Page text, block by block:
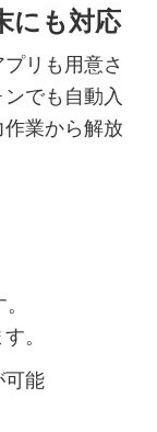
にも対応
リも用意さ
でも自動入
業から解放
。
可能